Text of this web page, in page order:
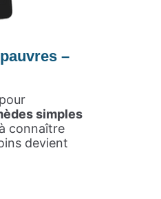
–
simples
connaître
devient